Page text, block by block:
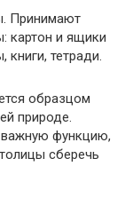
Принимают
картон и ящики
книги, тетради.
образцом
природе.
функцию,
сберечь